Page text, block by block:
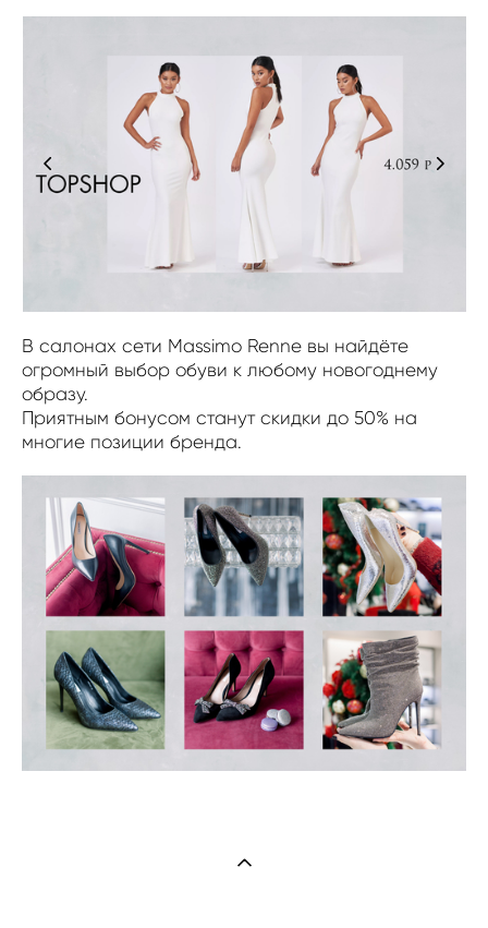
В салонах сети Massimo Renne вы найдёте
огромный выбор обуви к любому новогоднему
образу.
Приятным бонусом станут скидки до 50% на
многие позиции бренда.